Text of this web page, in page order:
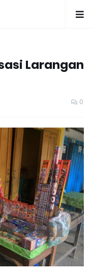
Larangan
0